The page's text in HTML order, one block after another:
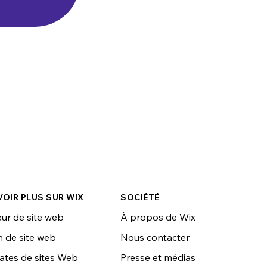
PLUS SUR WIX
de site web
de site web
de sites Web
SOCIÉTÉ
À propos de Wix
Nous contacter
Presse et médias